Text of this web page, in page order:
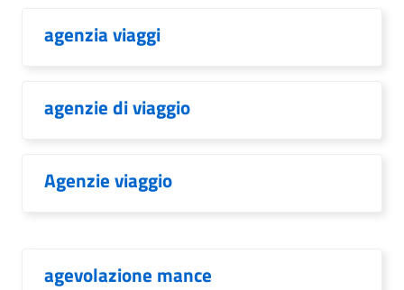
agenzia viaggi
agenzie di viaggio
Agenzie viaggio
agevolazione mance